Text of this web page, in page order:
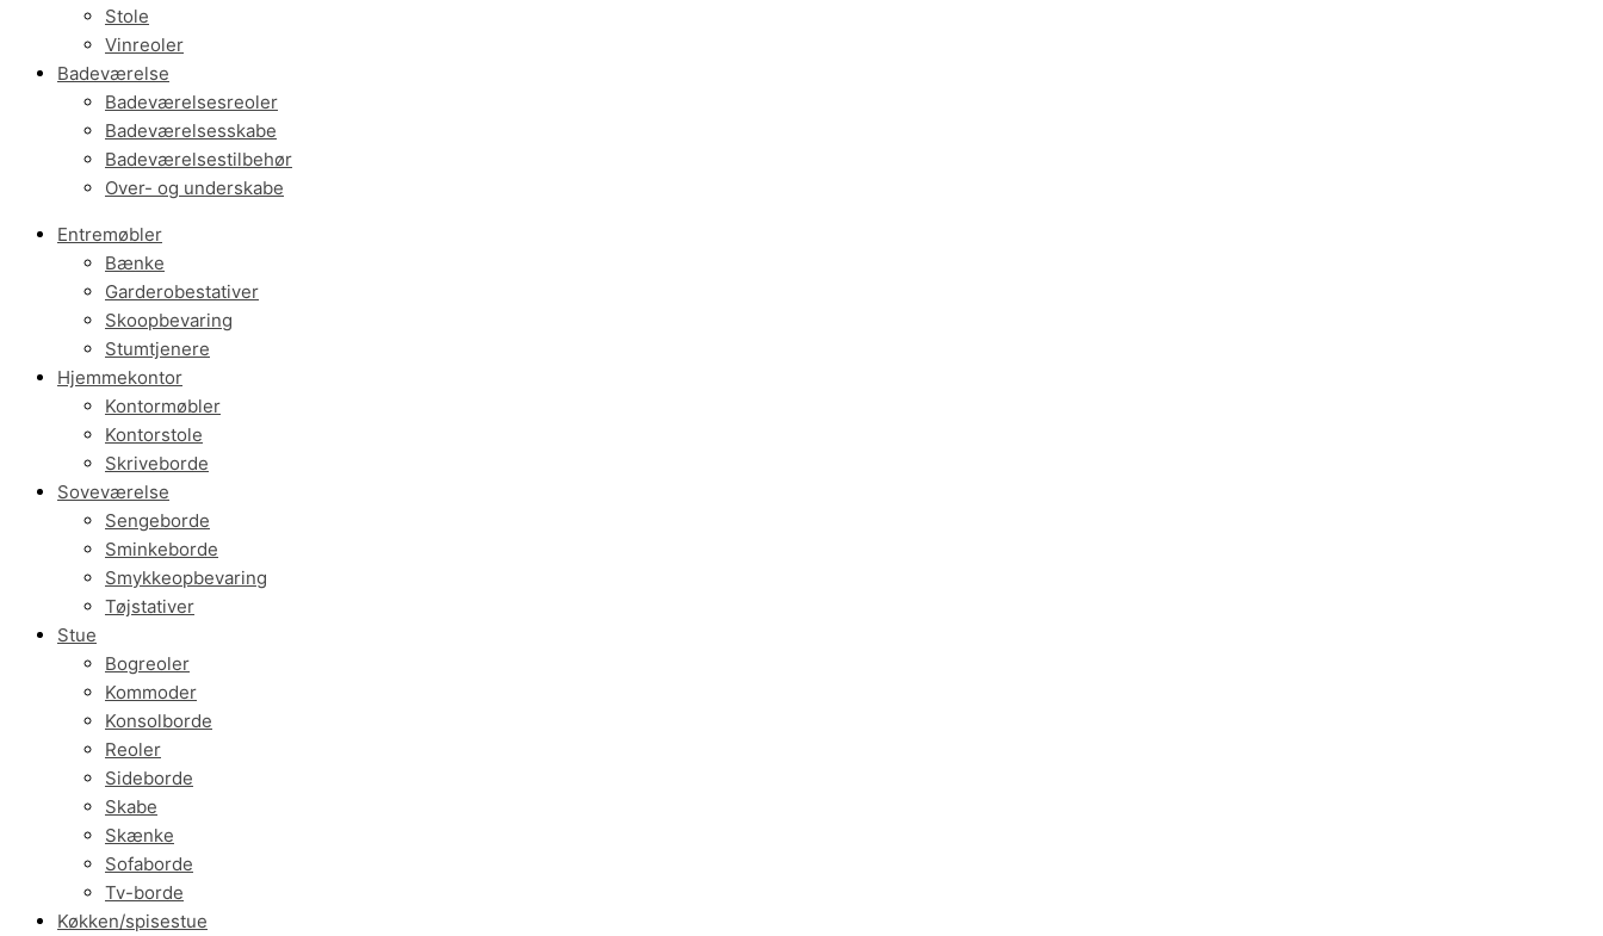
Stole
Vinreoler
Badeværelse
Badeværelsesreoler
Badeværelsesskabe
Badeværelsestilbehør
Over- og underskabe
Entremøbler
Bænke
Garderobestativer
Skoopbevaring
Stumtjenere
Hjemmekontor
Kontormøbler
Kontorstole
Skriveborde
Soveværelse
Sengeborde
Sminkeborde
Smykkeopbevaring
Tøjstativer
Stue
Bogreoler
Kommoder
Konsolborde
Reoler
Sideborde
Skabe
Skænke
Sofaborde
Tv-borde
Køkken/spisestue